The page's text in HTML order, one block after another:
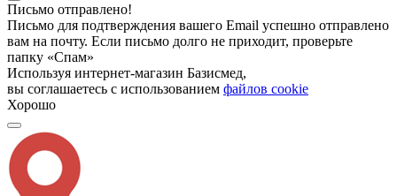
Письмо отправлено!
Письмо для подтверждения вашего Email успешно отправлено
вам на почту. Если письмо долго не приходит, проверьте
папку «Спам»
Используя интернет-магазин Базисмед,
вы соглашаетесь с использованием файлов cookie
Хорошо